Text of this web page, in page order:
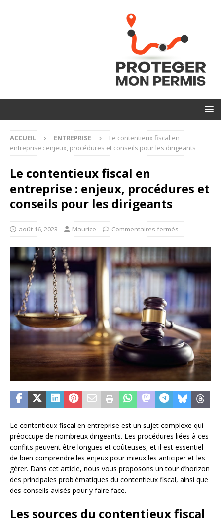
ACCUEIL ENTREPRISE
Le contentieux fiscal en
entreprise : enjeux, procédures et conseils pour les dirigeants
Le contentieux fiscal en
entreprise : enjeux, procédures et
conseils pour les dirigeants
août 16, 2023 Maurice Commentaires fermés
Le contentieux fiscal en entreprise est un sujet complexe qui
préoccupe de nombreux dirigeants. Les procédures liées à ces
conflits peuvent être longues et coûteuses, et il est essentiel
de bien comprendre les enjeux pour mieux les anticiper et les
gérer. Dans cet article, nous vous proposons un tour d’horizon
des principales problématiques du contentieux fiscal, ainsi que
des conseils avisés pour y faire face.
Les sources du contentieux fiscal